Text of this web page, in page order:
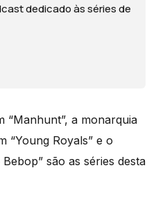
dedicado às séries de
“Manhunt”, a monarquia
“Young Royals” e o
são as séries desta